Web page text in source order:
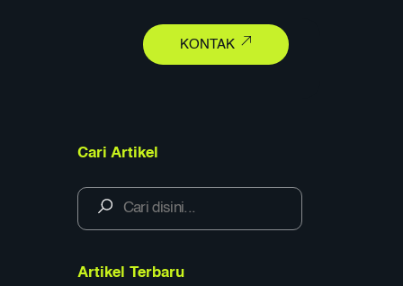
KONTAK
Cari Artikel
Artikel Terbaru